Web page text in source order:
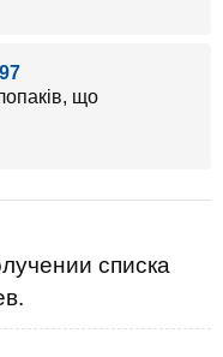
що
списка